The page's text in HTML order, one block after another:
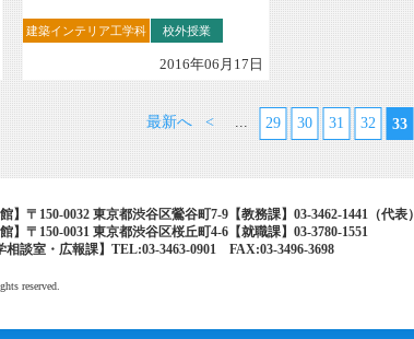
建築インテリア工学科 校外授業
2016年06月17日
最新へ < ... 29 30 31 32 33
館】〒150-0032 東京都渋谷区鶯谷町7-9【教務課】03-3462-1441（代表）
館】〒150-0031 東京都渋谷区桜丘町4-6【就職課】03-3780-1551
相談室・広報課】TEL:03-3463-0901 FAX:03-3496-3698
reserved.